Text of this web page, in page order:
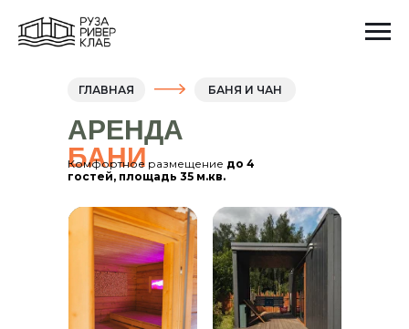
АРЕНДА
БАНИ
БАНЯ И ЧАН
ГЛАВНАЯ
Комфортное размещение до 4
гостей, площадь 35 м.кв.